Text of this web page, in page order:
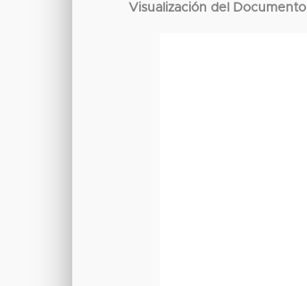
Visualización del Documento